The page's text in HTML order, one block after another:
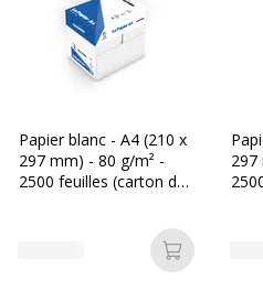
Papier blanc - A4 (210 x
297 mm) - 80 g/m² -
2500 feuilles (carton de
Ajouter au
297